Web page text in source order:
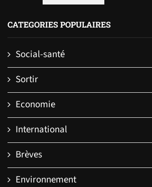
CATEGORIES POPULAIRES
Social-santé
Sortir
Economie
International
Brèves
Environnement